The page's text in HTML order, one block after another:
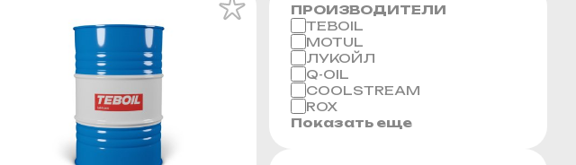
ПРОИЗВОДИТЕЛИ
TEBOIL
MOTUL
ЛУКОЙЛ
Q-OIL
COOLSTREAM
ROX
Показать еще